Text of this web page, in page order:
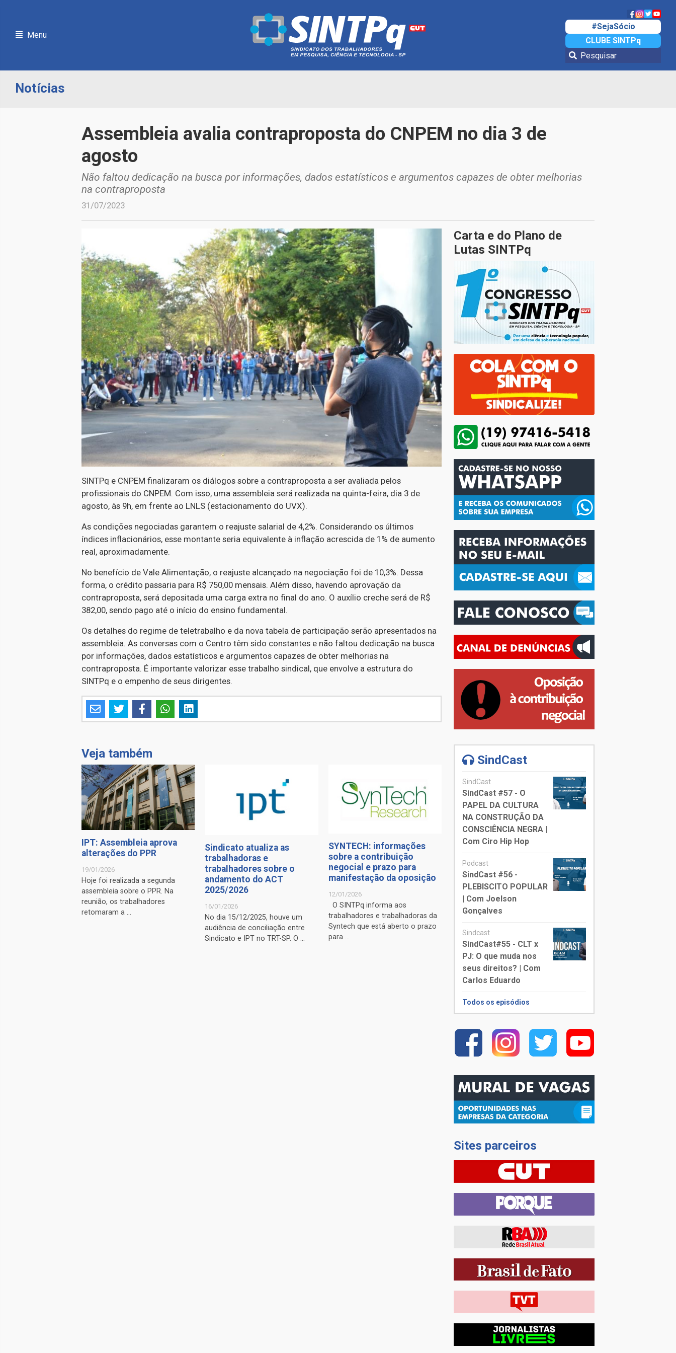
Menu
#SejaSócio
CLUBE SINTPq
Notícias
Assembleia avalia contraproposta do CNPEM no dia 3 de
agosto
Não faltou dedicação na busca por informações, dados estatísticos e argumentos capazes de obter melhorias
na contraproposta
31/07/2023
SINTPq e CNPEM finalizaram os diálogos sobre a contraproposta a ser avaliada pelos
profissionais do CNPEM. Com isso, uma assembleia será realizada na quinta-feira, dia 3 de
agosto, às 9h, em frente ao LNLS (estacionamento do UVX).
As condições negociadas garantem o reajuste salarial de 4,2%. Considerando os últimos
índices inflacionários, esse montante seria equivalente à inflação acrescida de 1% de aumento
real, aproximadamente.
No benefício de Vale Alimentação, o reajuste alcançado na negociação foi de 10,3%. Dessa
forma, o crédito passaria para R$ 750,00 mensais. Além disso, havendo aprovação da
contraproposta, será depositada uma carga extra no final do ano. O auxílio creche será de R$
382,00, sendo pago até o início do ensino fundamental.
Os detalhes do regime de teletrabalho e da nova tabela de participação serão apresentados na
assembleia. As conversas com o Centro têm sido constantes e não faltou dedicação na busca
por informações, dados estatísticos e argumentos capazes de obter melhorias na
contraproposta. É importante valorizar esse trabalho sindical, que envolve a estrutura do
SINTPq e o empenho de seus dirigentes.
Veja também
IPT: Assembleia aprova
alterações do PPR
19/01/2026
Hoje foi realizada a segunda
assembleia sobre o PPR. Na
reunião, os trabalhadores
retomaram a ...
Sindicato atualiza as
trabalhadoras e
trabalhadores sobre o
andamento do ACT
2025/2026
16/01/2026
No dia 15/12/2025, houve um
audiência de conciliação entre
Sindicato e IPT no TRT-SP. O ...
SYNTECH: informações
sobre a contribuição
negocial e prazo para
manifestação da oposição
12/01/2026
O SINTPq informa aos
trabalhadores e trabalhadoras da
Syntech que está aberto o prazo
para ...
Carta e do Plano de
Lutas SINTPq
SindCast
SindCast
SindCast #57 - O
PAPEL DA CULTURA
NA CONSTRUÇÃO DA
CONSCIÊNCIA NEGRA |
Com Ciro Hip Hop
Podcast
SindCast #56 -
PLEBISCITO POPULAR
| Com Joelson
Gonçalves
Sindcast
SindCast#55 - CLT x
PJ: O que muda nos
seus direitos? | Com
Carlos Eduardo
Todos os episódios
Sites parceiros